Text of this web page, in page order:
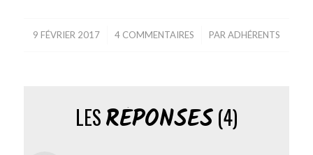
9 FÉVRIER 2017
/ 4 COMMENTAIRES
/ PAR ADHÉRENTS
LESRÉPONSES(4)